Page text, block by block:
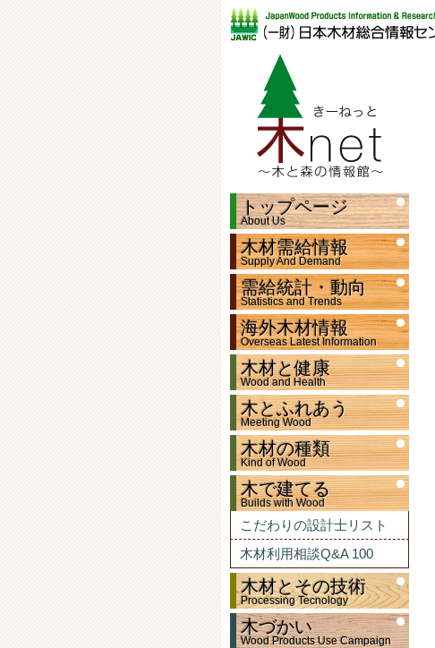
トップページ
About Us
木材需給情報
Supply And Demand
需給統計・動向
Statistics and Trends
海外木材情報
Overseas Latest Information
木材と健康
Wood and Health
木とふれあう
Meeting Wood
木材の種類
Kind of Wood
木で建てる
Builds with Wood
こだわりの設計士リスト
木材利用相談Q&A 100
木材とその技術
Processing Tecnology
木づかい
Wood Products Use Campaign